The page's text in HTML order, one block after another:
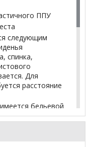
ППУ
следующим
спинка,
Для
расстояние
бельевой